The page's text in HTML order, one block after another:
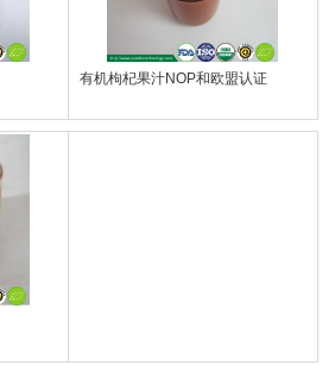
有机枸杞果汁NOP和欧盟认证